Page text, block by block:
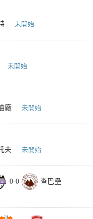
未開始
未開始
廠 未開始
夫 未開始
0-0
查巴壘